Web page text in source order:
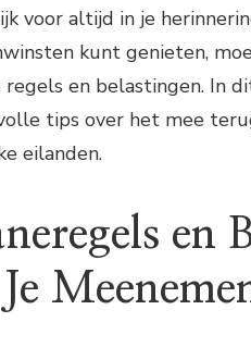
voor altijd in je
kunt genieten,
regels en belastingen. In
tips over het mee
eilanden.
en